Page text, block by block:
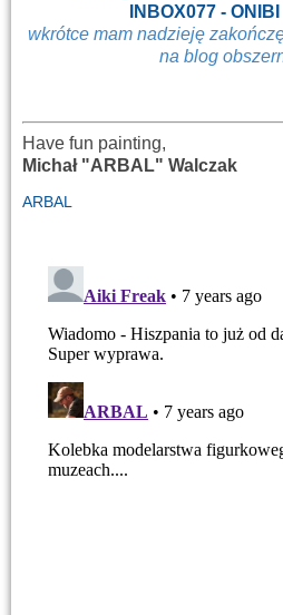
INBOX077 -
wkrótce mam nadzieję
na blog
Have fun painting,
Michał "ARBAL" Walczak
ARBAL